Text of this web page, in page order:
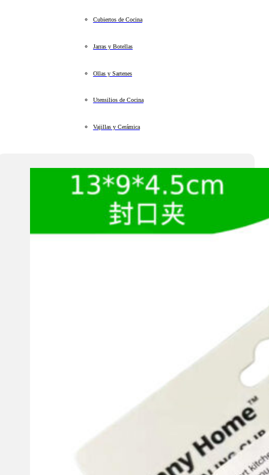
Cubiertos de Cocina
Jarras y Botellas
Ollas y Sartenes
Utensilios de Cocina
Vajillas y Cerámica